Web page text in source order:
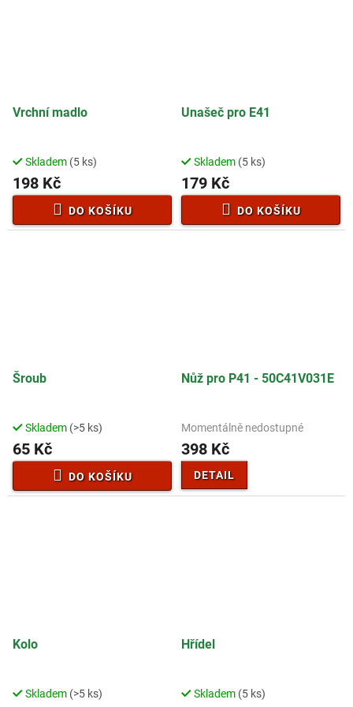
Vrchní madlo
Skladem (5 ks)
198 Kč
DO KOŠÍKU
Unašeč pro E41
Skladem (5 ks)
179 Kč
DO KOŠÍKU
Šroub
Skladem (>5 ks)
65 Kč
DO KOŠÍKU
Nůž pro P41 - 50C41V031E
Momentálně nedostupné
398 Kč
DETAIL
Kolo
Skladem (>5 ks)
Hřídel
Skladem (5 ks)